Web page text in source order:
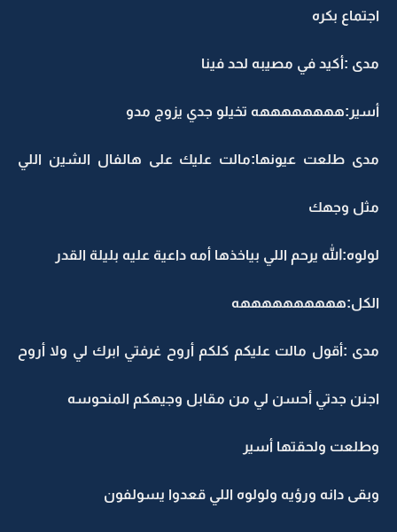
اجتماع بكره
مدى :أكيد في مصيبه لحد فينا
أسير:ههههههههه تخيلو جدي يزوج مدو
مدى طلعت عيونها:مالت عليك على هالفال الشين اللي
مثل وجهك
لولوه:الله يرحم اللي بياخذها أمه داعية عليه بليلة القدر
الكل:ههههههههههه
مدى :أقول مالت عليكم كلكم أروح غرفتي ابرك لي ولا أروح
اجنن جدتي أحسن لي من مقابل وجيهكم المنحوسه
وطلعت ولحقتها أسير
وبقى دانه ورؤيه ولولوه اللي قعدوا يسولفون